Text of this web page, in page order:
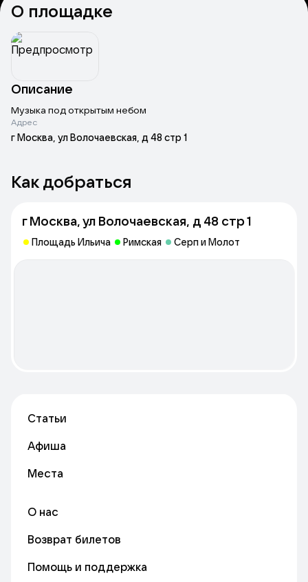
О площадке
Описание
Музыка под открытым небом
Адрес
г Москва, ул Волочаевская, д 48 стр 1
Как добраться
г Москва, ул Волочаевская, д 48 стр 1
Площадь Ильича Римская Серп и Молот
Статьи
Афиша
Места
О нас
Возврат билетов
Помощь и поддержка